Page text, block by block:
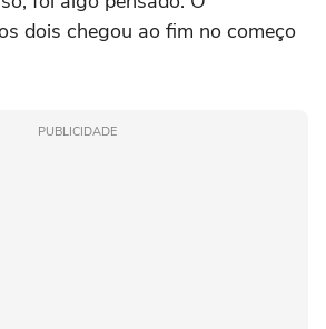
dois chegou ao fim no começo
PUBLICIDADE